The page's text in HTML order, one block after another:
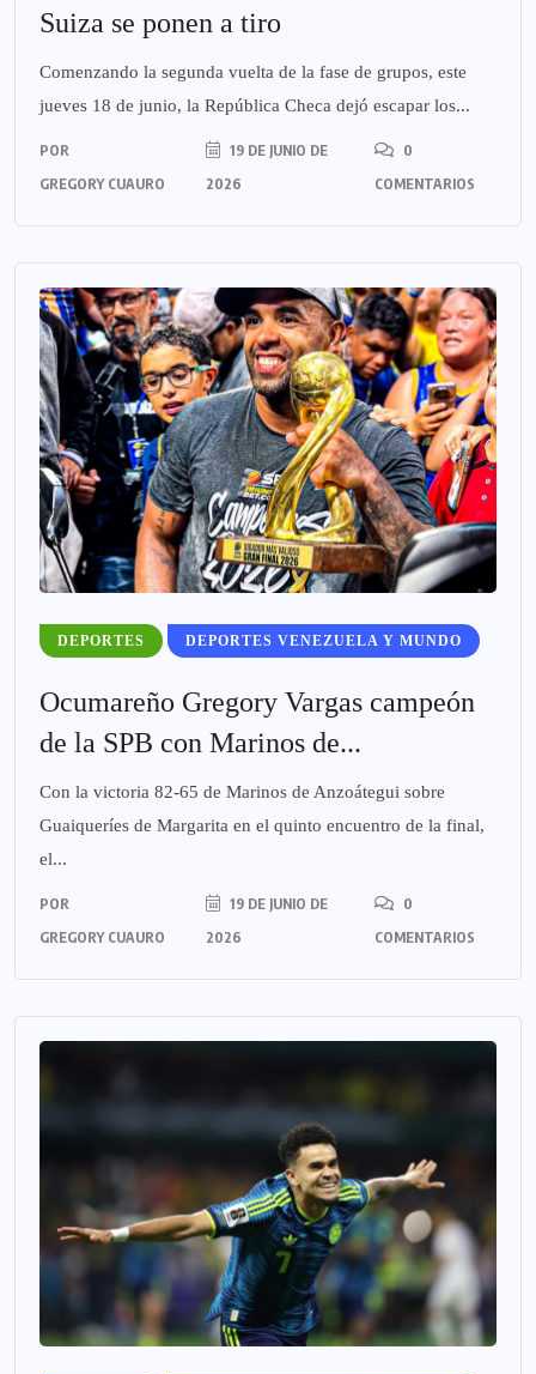
Suiza se ponen a tiro
Comenzando la segunda vuelta de la fase de grupos, este
jueves 18 de junio, la República Checa dejó escapar los...
POR
GREGORY CUAURO
19 DE JUNIO DE
2026
0
COMENTARIOS
DEPORTES DEPORTES VENEZUELA Y MUNDO
Ocumareño Gregory Vargas campeón
de la SPB con Marinos de...
Con la victoria 82-65 de Marinos de Anzoátegui sobre
Guaiqueríes de Margarita en el quinto encuentro de la final,
el...
POR
GREGORY CUAURO
19 DE JUNIO DE
2026
0
COMENTARIOS